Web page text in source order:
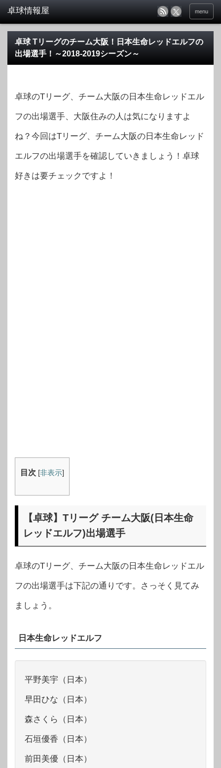
menu
卓球 Tリーグのチーム大阪！日本生命レッドエルフの
出場選手！～2018-2019シーズン～
卓球のTリーグ、チーム大阪の日本生命レッドエル
フの出場選手、大阪住みの人は気になりますよ
ね？今回はTリーグ、チーム大阪の日本生命レッド
エルフの出場選手を確認していきましょう！卓球
好きは要チェックですよ！
目次 [非表示]
【卓球】Tリーグ チーム大阪(日本生命
レッドエルフ)出場選手
卓球のTリーグ、チーム大阪の日本生命レッドエル
フの出場選手は下記の通りです。さっそく見てみ
ましょう。
日本生命レッドエルフ
平野美宇（日本）
早田ひな（日本）
森さくら（日本）
石垣優香（日本）
前田美優（日本）